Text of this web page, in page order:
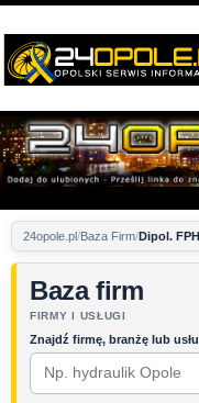
24opole.pl Baza Firm Dipol.
Baza firm
FIRMY I USŁUGI
Znajdź firmę, branżę lub